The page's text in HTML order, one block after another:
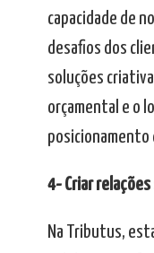
capacidade de
desafios dos
soluções
orçamental e o
posicionamento
4- Criar
Na Tributus,